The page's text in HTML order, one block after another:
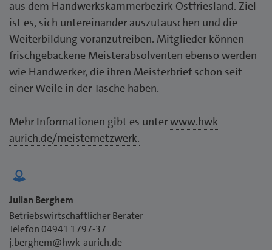
aus dem Handwerkskammerbezirk Ostfriesland. Ziel
ist es, sich untereinander auszutauschen und die
Weiterbildung voranzutreiben. Mitglieder können
frischgebackene Meisterabsolventen ebenso werden
wie Handwerker, die ihren Meisterbrief schon seit
einer Weile in der Tasche haben.
Mehr Informationen gibt es unterwww.hwk-
aurich.de/meisternetzwerk.
Julian Berghem
Betriebswirtschaftlicher Berater
Telefon 04941 1797-37
j.berghem@hwk-aurich.de